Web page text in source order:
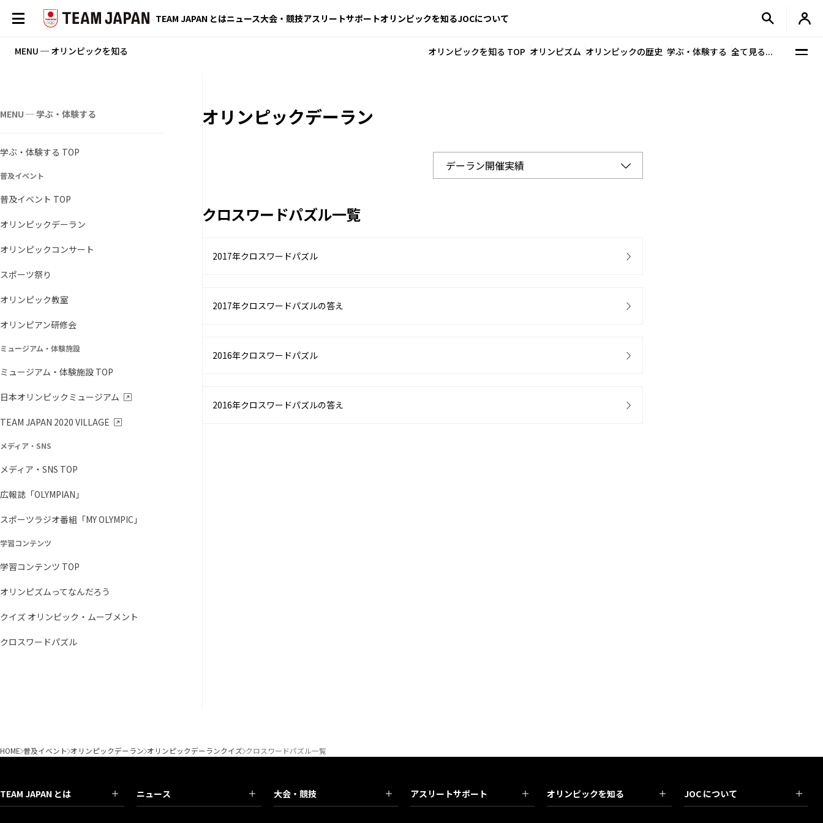
TEAM JAPAN とはニュース大会・競技アスリートサポートオリンピックを知るJOCについて
MENU ─ オリンピックを知る オリンピックを知る TOP オリンピズム オリンピックの歴史 学ぶ・体験する 全て見る...
MENU ─ 学ぶ・体験する
学ぶ・体験する TOP
普及イベント
普及イベント TOP
オリンピックデーラン
オリンピックコンサート
スポーツ祭り
オリンピック教室
オリンピアン研修会
ミュージアム・体験施設
ミュージアム・体験施設 TOP
日本オリンピックミュージアム
TEAM JAPAN 2020 VILLAGE
メディア・SNS
メディア・SNS TOP
広報誌「OLYMPIAN」
スポーツラジオ番組「MY OLYMPIC」
学習コンテンツ
学習コンテンツ TOP
オリンピズムってなんだろう
クイズ オリンピック・ムーブメント
クロスワードパズル
オリンピックデーラン
クロスワードパズル一覧
2017年クロスワードパズル
2017年クロスワードパズルの答え
2016年クロスワードパズル
2016年クロスワードパズルの答え
HOME 普及イベント オリンピックデーラン オリンピックデーランクイズ クロスワードパズル一覧
TEAM JAPAN とは ニュース 大会・競技 アスリートサポート オリンピックを知る JOC について